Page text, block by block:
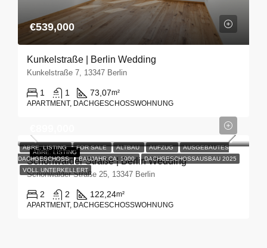
€539,000
Kunkelstraße | Berlin Wedding
Kunkelstraße 7, 13347 Berlin
1 1 73,07m²
APARTMENT, DACHGESCHOSSWOHNUNG
ABRE. LISTING
ABRE. LISTING FOR SALE ALTBAU AUFZUG
AUSGEBAUTES
DACHGESCHOSS
BAUJAHR CA. 1900
DACHGESCHOSSAUSBAU 2025
VOLL UNTERKELLERT
Schönwalder Straße | Berlin Wedding
Schönwalder Straße 25, 13347 Berlin
2 2 122,24m²
APARTMENT, DACHGESCHOSSWOHNUNG